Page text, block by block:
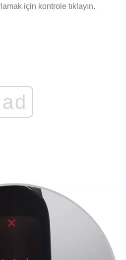
için kontrole tıklayın.
ad